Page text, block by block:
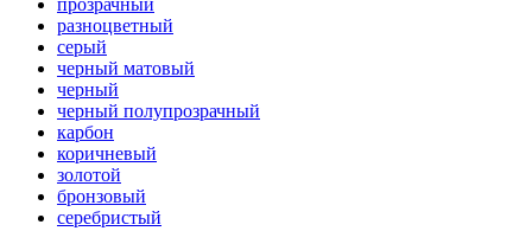
прозрачный
разноцветный
серый
черный матовый
черный
черный полупрозрачный
карбон
коричневый
золотой
бронзовый
серебристый